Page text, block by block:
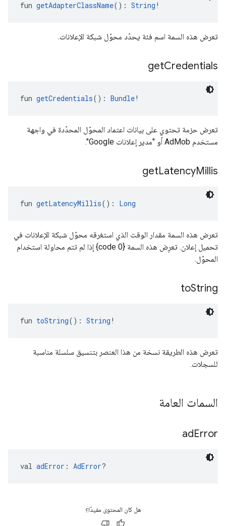
fun getAdapterClassName(): String !
تعرض هذه السمة اسم فئة يحدّد محوّل شبكة الإعلانات.
getCredentials
fun getCredentials(): Bundle!
تعرض حزمة تحتوي على بيانات اعتماد المحوّل المحدّدة في واجهة
مستخدم AdMob أو "مدير إعلانات Google".
getLatencyMillis
fun getLatencyMillis(): Long
تعرض هذه السمة مقدار الوقت الذي استغرقه محوّل شبكة الإعلانات في
تحميل إعلان. تعرِض هذه السمة {code 0} إذا لم تتم محاولة استخدام
المحوّل.
toString
fun toString(): String !
تعرض هذه الطريقة نسخة من هذا العنصر بتنسيق سلسلة مناسبة
للسجلات.
السمات العامة
adError
val adError : AdError?
هل كان المحتوى مفيدًا؟